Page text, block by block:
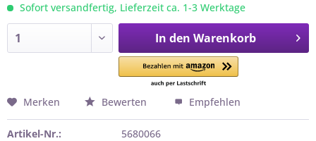
Sofort versandfertig, Lieferzeit ca. 1-3 Werktage
In den Warenkorb
Merken Bewerten Empfehlen
Artikel-Nr.:
5680066